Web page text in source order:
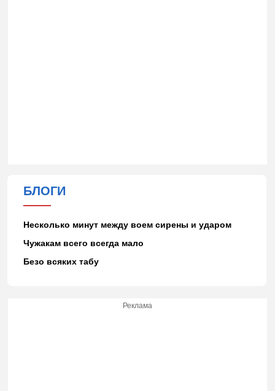
БЛОГИ
Несколько минут между воем сирены и ударом
Чужакам всего всегда мало
Безо всяких табу
Реклама